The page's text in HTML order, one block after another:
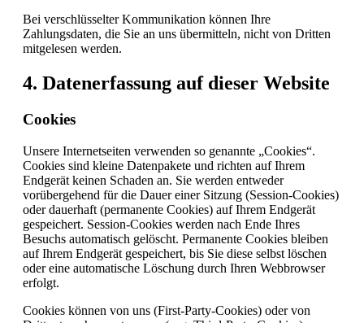
Bei verschlüsselter Kommunikation können Ihre
Zahlungsdaten, die Sie an uns übermitteln, nicht von Dritten
mitgelesen werden.
4. Datenerfassung auf dieser Website
Cookies
Unsere Internetseiten verwenden so genannte „Cookies“.
Cookies sind kleine Datenpakete und richten auf Ihrem
Endgerät keinen Schaden an. Sie werden entweder
vorübergehend für die Dauer einer Sitzung (Session-Cookies)
oder dauerhaft (permanente Cookies) auf Ihrem Endgerät
gespeichert. Session-Cookies werden nach Ende Ihres
Besuchs automatisch gelöscht. Permanente Cookies bleiben
auf Ihrem Endgerät gespeichert, bis Sie diese selbst löschen
oder eine automatische Löschung durch Ihren Webbrowser
erfolgt.
Cookies können von uns (First-Party-Cookies) oder von